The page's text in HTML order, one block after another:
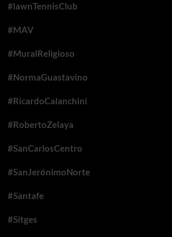
#lawnTennisClub
#MAV
#MuralReligioso
#NormaGuastavino
#RicardoCalanchini
#RobertoZelaya
#SanCarlosCentro
#SanJerónimoNorte
#Santafe
#Sitges